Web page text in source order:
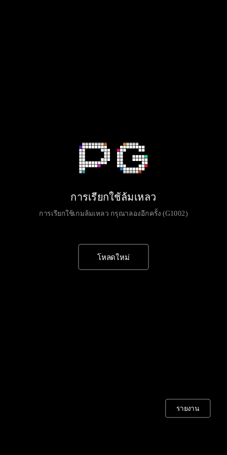
การเรียกใช้ล้มเหลว
การเรียกใช้เกมล้มเหลว กรุณาลองอีกครั้ง (G1002)
โหลดใหม่
รายงาน